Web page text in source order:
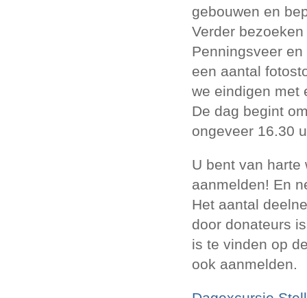
gebouwen en
Verder
Penningsveer
een aantal
we eindigen met
De dag begint
ongeveer 16.30
U bent van
aanmelden! En
Het aantal
door donateurs
is te vinden op
ook aanmelden.